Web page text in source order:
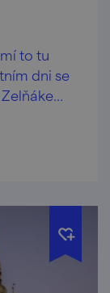
to tu
dni se